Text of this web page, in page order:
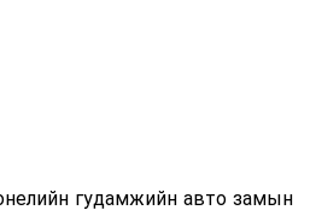
хүч үйлдвэрлэхэд ашиглаж
гудамжийн авто замын